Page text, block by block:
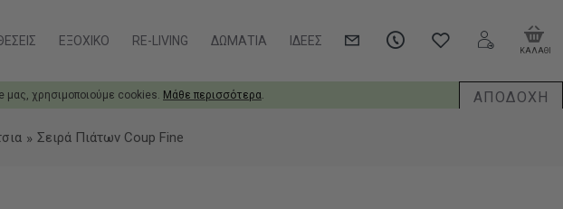
μας, χρησιμοποιούμε cookies. Μάθε περισσότερα. ΑΠΟΔΟΧΗ
ΕΞΟΧΙΚΌ RE-LIVING ΔΩΜΆΤΙΑ ΙΔΈΕΣ
ΚΑΛΑΘΙ
Σειρά Πιάτων Coup Fine